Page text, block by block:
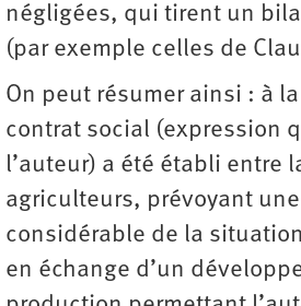
négligées, qui tirent un
(par exemple celles de
On peut résumer ainsi : à
contrat social (expression
l’auteur) a été établi entre
agriculteurs, prévoyant
considérable de la
en échange d’un